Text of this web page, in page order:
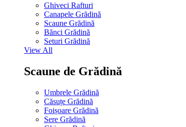
Ghiveci Rafturi
Canapele Grădină
Scaune Grădină
Bănci Grădină
Seturi Grădină
View All
Scaune de Grădină
Umbrele Grădină
Căsuțe Grădină
Foișoare Grădină
Sere Grădină